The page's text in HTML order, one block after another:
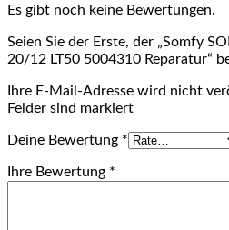
Es gibt noch keine Bewertungen.
Seien Sie der Erste, der „Somfy
20/12 LT50 5004310 Reparatur“
Ihre E-Mail-Adresse wird nicht
Felder sind markiert
Deine Bewertung *
Ihre Bewertung *